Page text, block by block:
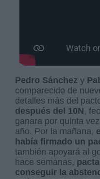
Pedro Sánchez y
comparecido de
detalles más del
después del 10N,
ganara por quinta
año. Por la mañana,
había firmado un
también apoyará al
hace semanas,
conseguir la